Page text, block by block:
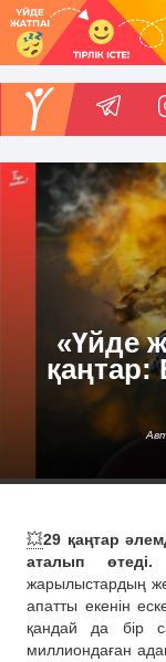
«Үйде
қаңтар:
💥29 қаңтар
аталып өтеді.
жарылыстардың
апатты екенін
қандай да бір
миллиондаған